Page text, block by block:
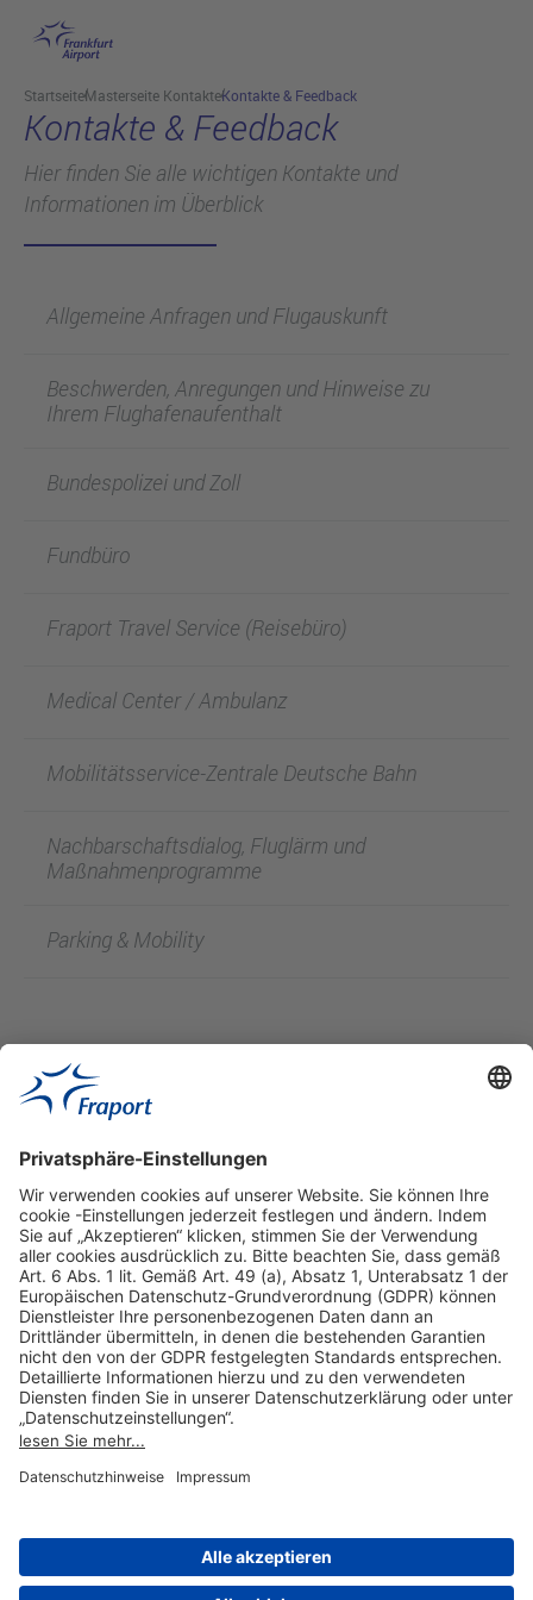
Hauptinhalt anspringen
StartseiteMasterseite KontakteKontakte & Feedback
Kontakte & Feedback
Hier finden Sie alle wichtigen Kontakte und
Informationen im Überblick
Allgemeine Anfragen und Flugauskunft
Beschwerden, Anregungen und Hinweise zu
Ihrem Flughafenaufenthalt
Bundespolizei und Zoll
Fundbüro
Fraport Travel Service (Reisebüro)
Medical Center / Ambulanz
Mobilitätsservice-Zentrale Deutsche Bahn
Nachbarschaftsdialog, Fluglärm und
Maßnahmenprogramme
Parking & Mobility
Hilfreiche Links
Online einkaufen & buchen
Über uns